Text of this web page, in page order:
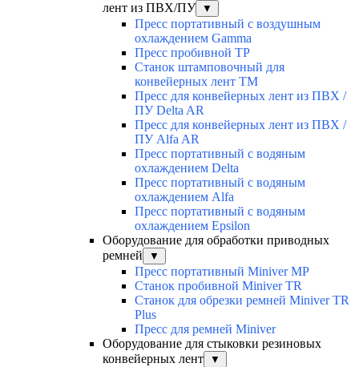
лент из ПВХ/ПУ
▼
Пресс портативный с воздушным
охлаждением Gamma
Пресс пробивной TP
Станок штамповочный для
конвейерных лент TM
Пресс для конвейерных лент из ПВХ /
ПУ Delta AR
Пресс для конвейерных лент из ПВХ /
ПУ Alfa AR
Пресс портативный с водяным
охлаждением Delta
Пресс портативный с водяным
охлаждением Alfa
Пресс портативный с водяным
охлаждением Epsilon
Оборудование для обработки приводных
ремней
▼
Пресс портативный Miniver MP
Станок пробивной Miniver TR
Станок для обрезки ремней Miniver TR
Plus
Пресс для ремней Miniver
Оборудование для стыковки резиновых
конвейерных лент
▼